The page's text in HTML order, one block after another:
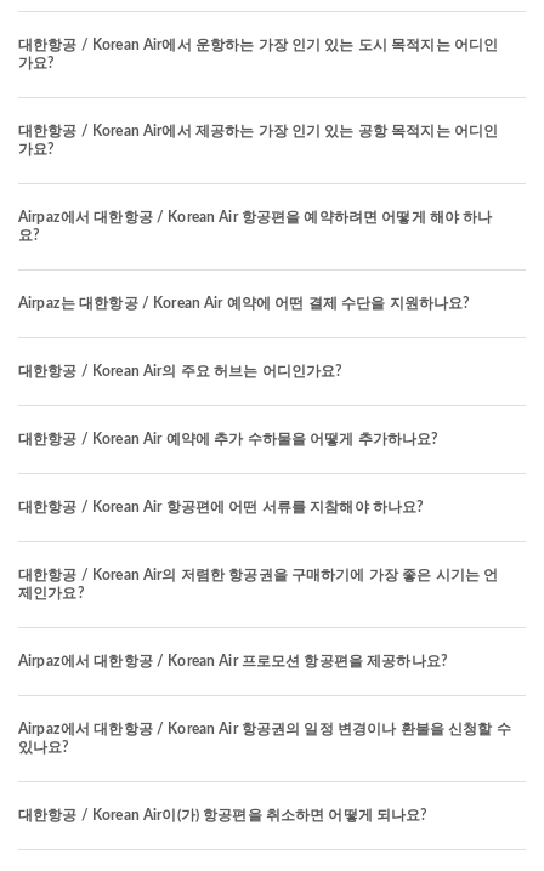
대한항공 / Korean Air에서 운항하는 가장 인기 있는 도시 목적지는 어디인
가요?
대한항공 / Korean Air에서 제공하는 가장 인기 있는 공항 목적지는 어디인
가요?
Airpaz에서 대한항공 / Korean Air 항공편을 예약하려면 어떻게 해야 하나
요?
Airpaz는 대한항공 / Korean Air 예약에 어떤 결제 수단을 지원하나요?
대한항공 / Korean Air의 주요 허브는 어디인가요?
대한항공 / Korean Air 예약에 추가 수하물을 어떻게 추가하나요?
대한항공 / Korean Air 항공편에 어떤 서류를 지참해야 하나요?
대한항공 / Korean Air의 저렴한 항공권을 구매하기에 가장 좋은 시기는 언
제인가요?
Airpaz에서 대한항공 / Korean Air 프로모션 항공편을 제공하나요?
Airpaz에서 대한항공 / Korean Air 항공권의 일정 변경이나 환불을 신청할 수
있나요?
대한항공 / Korean Air이(가) 항공편을 취소하면 어떻게 되나요?